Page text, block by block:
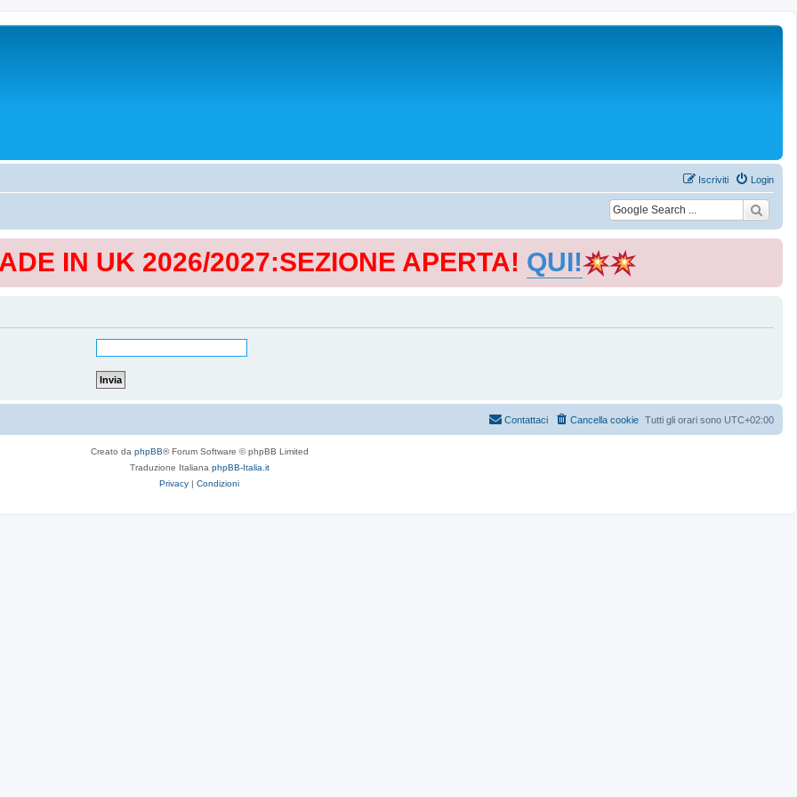
Login
Iscriviti
IN UK 2026/2027:SEZIONE APERTA! QUI!
Tutti gli orari sono UTC+02:00
Cancella cookie
Contattaci
Creato da phpBB® Forum Software © phpBB Limited
Traduzione Italiana phpBB-Italia.it
Privacy | Condizioni